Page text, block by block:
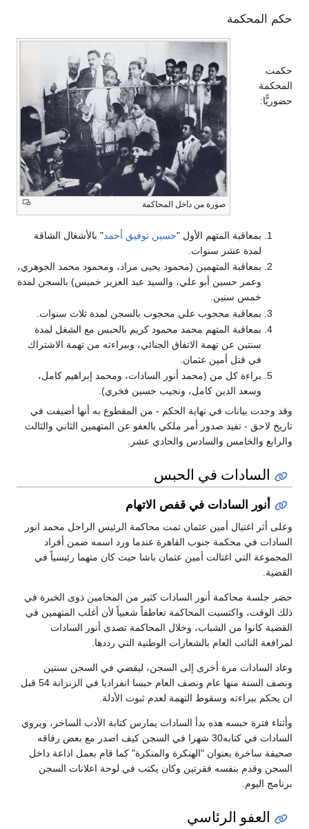
حكم المحكمة
صورة من داخل المحاكمة
حكمت
المحكمة
حضوريًّا:
بمعاقبة المتهم الأول "حسين توفيق أحمد" بالأشغال الشاقة
لمدة عشر سنوات.
بمعاقبة المتهمين (محمود يحيى مراد، ومحمود محمد الجوهري،
وعمر حسين أبو علي، والسيد عبد العزيز خميس) بالسجن لمدة
خمس سنين.
بمعاقبة محجوب علي محجوب بالسجن لمدة ثلاث سنوات.
بمعاقبة المتهم محمد محمود كريم بالحبس مع الشغل لمدة
سنتين عن تهمة الاتفاق الجنائي، وببراءته من تهمة الاشتراك
في قتل أمين عثمان.
براءة كل من (محمد أنور السادات، ومحمد إبراهيم كامل،
وسعد الدين كامل، ونجيب حسين فخري).
وقد وجدت بيانات في نهاية الحكم - من المقطوع به أنها أضيفت في
تاريخ لاحق - تفيد صدور أمر ملكي بالعفو عن المتهمين الثاني والثالث
والرابع والخامس والسادس والحادي عشر.
السادات في الحبس
أنور السادات في قفص الاتهام
وعلى أثر اغتيال أمين عثمان تمت محاكمة الرئيس الراحل محمد انور
السادات في محكمة جنوب القاهرة عندما ورد اسمه ضمن أفراد
المجموعة التي اغتالت أمين عثمان باشا حيث كان متهما رئيسياً في
القضية.
حضر جلسة محاكمة أنور السادات كثير من المحامين ذوى الخبرة في
ذلك الوقت، واكتسبت المحاكمة تعاطفاً شعبياً لأن أغلب المتهمين في
القضية كانوا من الشباب، وخلال المحاكمة تصدى أنور السادات
لمرافعة النائب العام بالشعارات الوطنية التي رددها.
وعاد السادات مرة أخرى إلى السجن، ليقضي في السجن سنتين
ونصف السنة منها عام ونصف العام حبسا انفراديا في الزنزانة ‏54‏ قبل
ان يحكم ببراءته‏ وسقوط التهمة لعدم ثبوت الأدلة.
وأثناء فترة حبسه هذه بدأ السادات يمارس كتابة الأدب الساخر، ويروي
السادات في كتابه‏30‏ شهرا في السجن كيف اصدر مع بعض رفاقه
صحيفة ساخرة بعنوان "الهنكرة والمنكرة" كما قام بعمل اذاعة داخل
السجن وقدم بنفسه فقرتين وكان يكتب في لوحة اعلانات السجن
برنامج اليوم.
العفو الرئاسي